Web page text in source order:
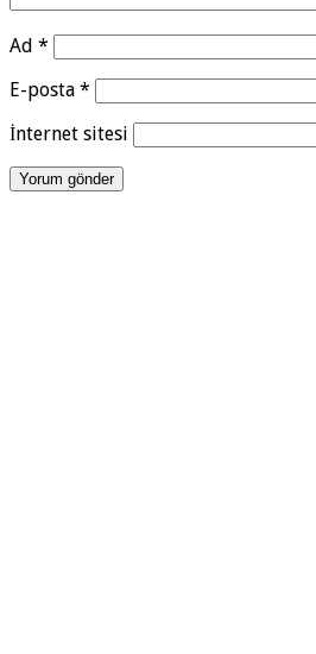
Ad *
E-posta *
İnternet sitesi